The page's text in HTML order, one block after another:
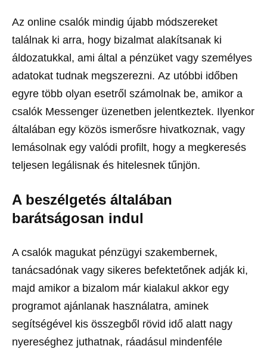
Az online csalók mindig újabb módszereket
találnak ki arra, hogy bizalmat alakítsanak ki
áldozatukkal, ami által a pénzüket vagy személyes
adatokat tudnak megszerezni. Az utóbbi időben
egyre több olyan esetről számolnak be, amikor a
csalók Messenger üzenetben jelentkeztek. Ilyenkor
általában egy közös ismerősre hivatkoznak, vagy
lemásolnak egy valódi profilt, hogy a megkeresés
teljesen legálisnak és hitelesnek tűnjön.
A beszélgetés általában
barátságosan indul
A csalók magukat pénzügyi szakembernek,
tanácsadónak vagy sikeres befektetőnek adják ki,
majd amikor a bizalom már kialakul akkor egy
programot ajánlanak használatra, aminek
segítségével kis összegből rövid idő alatt nagy
nyereséghez juthatnak, ráadásul mindenféle